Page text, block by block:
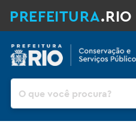
PREFEITURA.RIO
Pesquisar